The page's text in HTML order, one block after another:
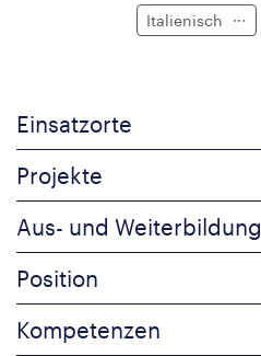
Italienisch
Einsatzorte
Projekte
Aus- und Weiterbildung
Position
Kompetenzen